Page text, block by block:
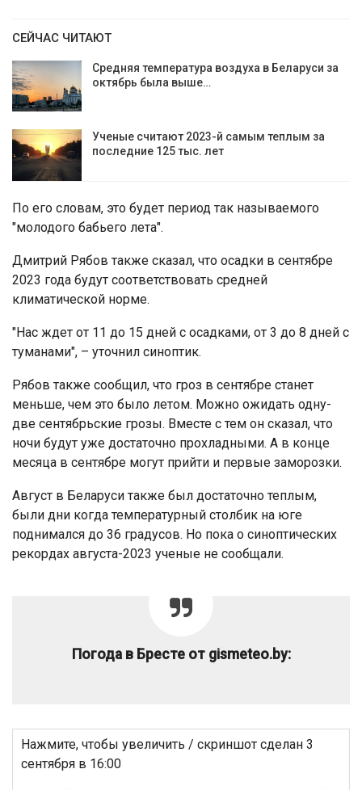
СЕЙЧАС ЧИТАЮТ
Средняя температура воздуха в Беларуси за
октябрь была выше…
Ученые считают 2023-й самым теплым за
последние 125 тыс. лет
По его словам, это будет период так называемого
"молодого бабьего лета".
Дмитрий Рябов также сказал, что осадки в сентябре
2023 года будут соответствовать средней
климатической норме.
"Нас ждет от 11 до 15 дней с осадками, от 3 до 8 дней с
туманами", – уточнил синоптик.
Рябов также сообщил, что гроз в сентябре станет
меньше, чем это было летом. Можно ожидать одну-
две сентябрьские грозы. Вместе с тем он сказал, что
ночи будут уже достаточно прохладными. А в конце
месяца в сентябре могут прийти и первые заморозки.
Август в Беларуси также был достаточно теплым,
были дни когда температурный столбик на юге
поднимался до 36 градусов. Но пока о синоптических
рекордах августа-2023 ученые не сообщали.
Погода в Бресте от gismeteo.by:
Нажмите, чтобы увеличить / скриншот сделан 3
сентября в 16:00